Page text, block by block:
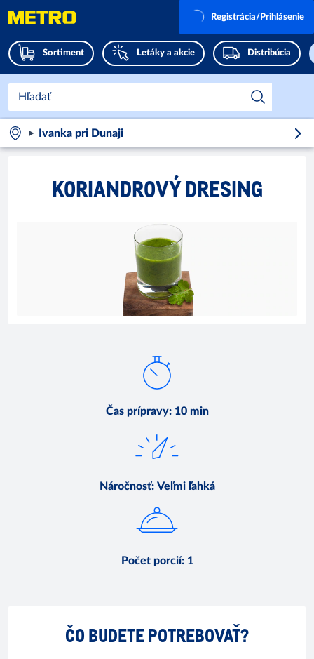
Sortiment Letáky a akcie Distribúcia
Registrácia/Prihlásenie
Ivanka pri Dunaji
KORIANDROVÝ DRESING
Čas prípravy: 10 min
Náročnosť: Veľmi ľahká
Počet porcií: 1
ČO BUDETE POTREBOVAŤ?